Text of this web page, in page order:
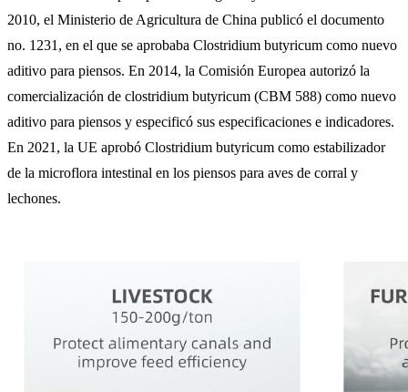
2010, el Ministerio de Agricultura de China publicó el documento
no. 1231, en el que se aprobaba Clostridium butyricum como nuevo
aditivo para piensos. En 2014, la Comisión Europea autorizó la
comercialización de clostridium butyricum (CBM 588) como nuevo
aditivo para piensos y especificó sus especificaciones e indicadores.
En 2021, la UE aprobó Clostridium butyricum como estabilizador
de la microflora intestinal en los piensos para aves de corral y
lechones.